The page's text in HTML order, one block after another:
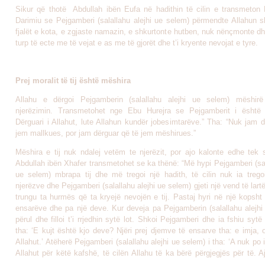
Sikur që thotë Abdullah ibën Eufa në hadithin të cilin e transmeton
Darimiu se Pejgamberi (salallahu alejhi ue selem) përmendte Allahun
fjalët e kota, e zgjaste namazin, e shkurtonte hutben, nuk nënçmonte
turp të ecte me të vejat e as me të gjorët dhe t’i kryente nevojat e tyre.
Prej moralit të tij është mëshira
Allahu e dërgoi Pejgamberin (salallahu alejhi ue selem)
njerëzimin. Transmetohet nge Ebu Hurejra se Pejgamberit i
Dërguari i Allahut, lute Allahun kundër jobesimtarëve.” Tha: “Nuk jam
jem mallkues, por jam dërguar që të jem mëshirues.”
Mëshira e tij nuk ndalej vetëm te njerëzit, por ajo kalonte edhe tek
Abdullah ibën Xhafer transmetohet se ka thënë: “Më hypi Pejgamberi
ue selem) mbrapa tij dhe më tregoi një hadith, të cilin nuk ia
njerëzve dhe Pejgamberi (salallahu alejhi ue selem) gjeti një vend të
trungu ta hurmës që ta kryejë nevojën e tij. Pastaj hyri në një kopsht
ensarëve dhe pa një deve. Kur deveja pa Pejgamberin (salallahu
përul dhe filloi t’i rrjedhin sytë lot. Shkoi Pejgamberi dhe ia fshiu
tha: ‘E kujt është kjo deve? Njëri prej djemve të ensarve tha: e imja,
Allahut.’ Atëherë Pejgamberi (salallahu alejhi ue selem) i tha: ‘A nuk po
Allahut për këtë kafshë, të cilën Allahu të ka bërë përgjegjës për të.